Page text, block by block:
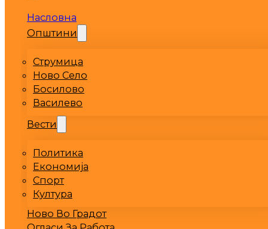
Насловна
Општини
Струмица
Ново Село
Босилово
Василево
Вести
Политика
Економија
Спорт
Култура
Ново Во Градот